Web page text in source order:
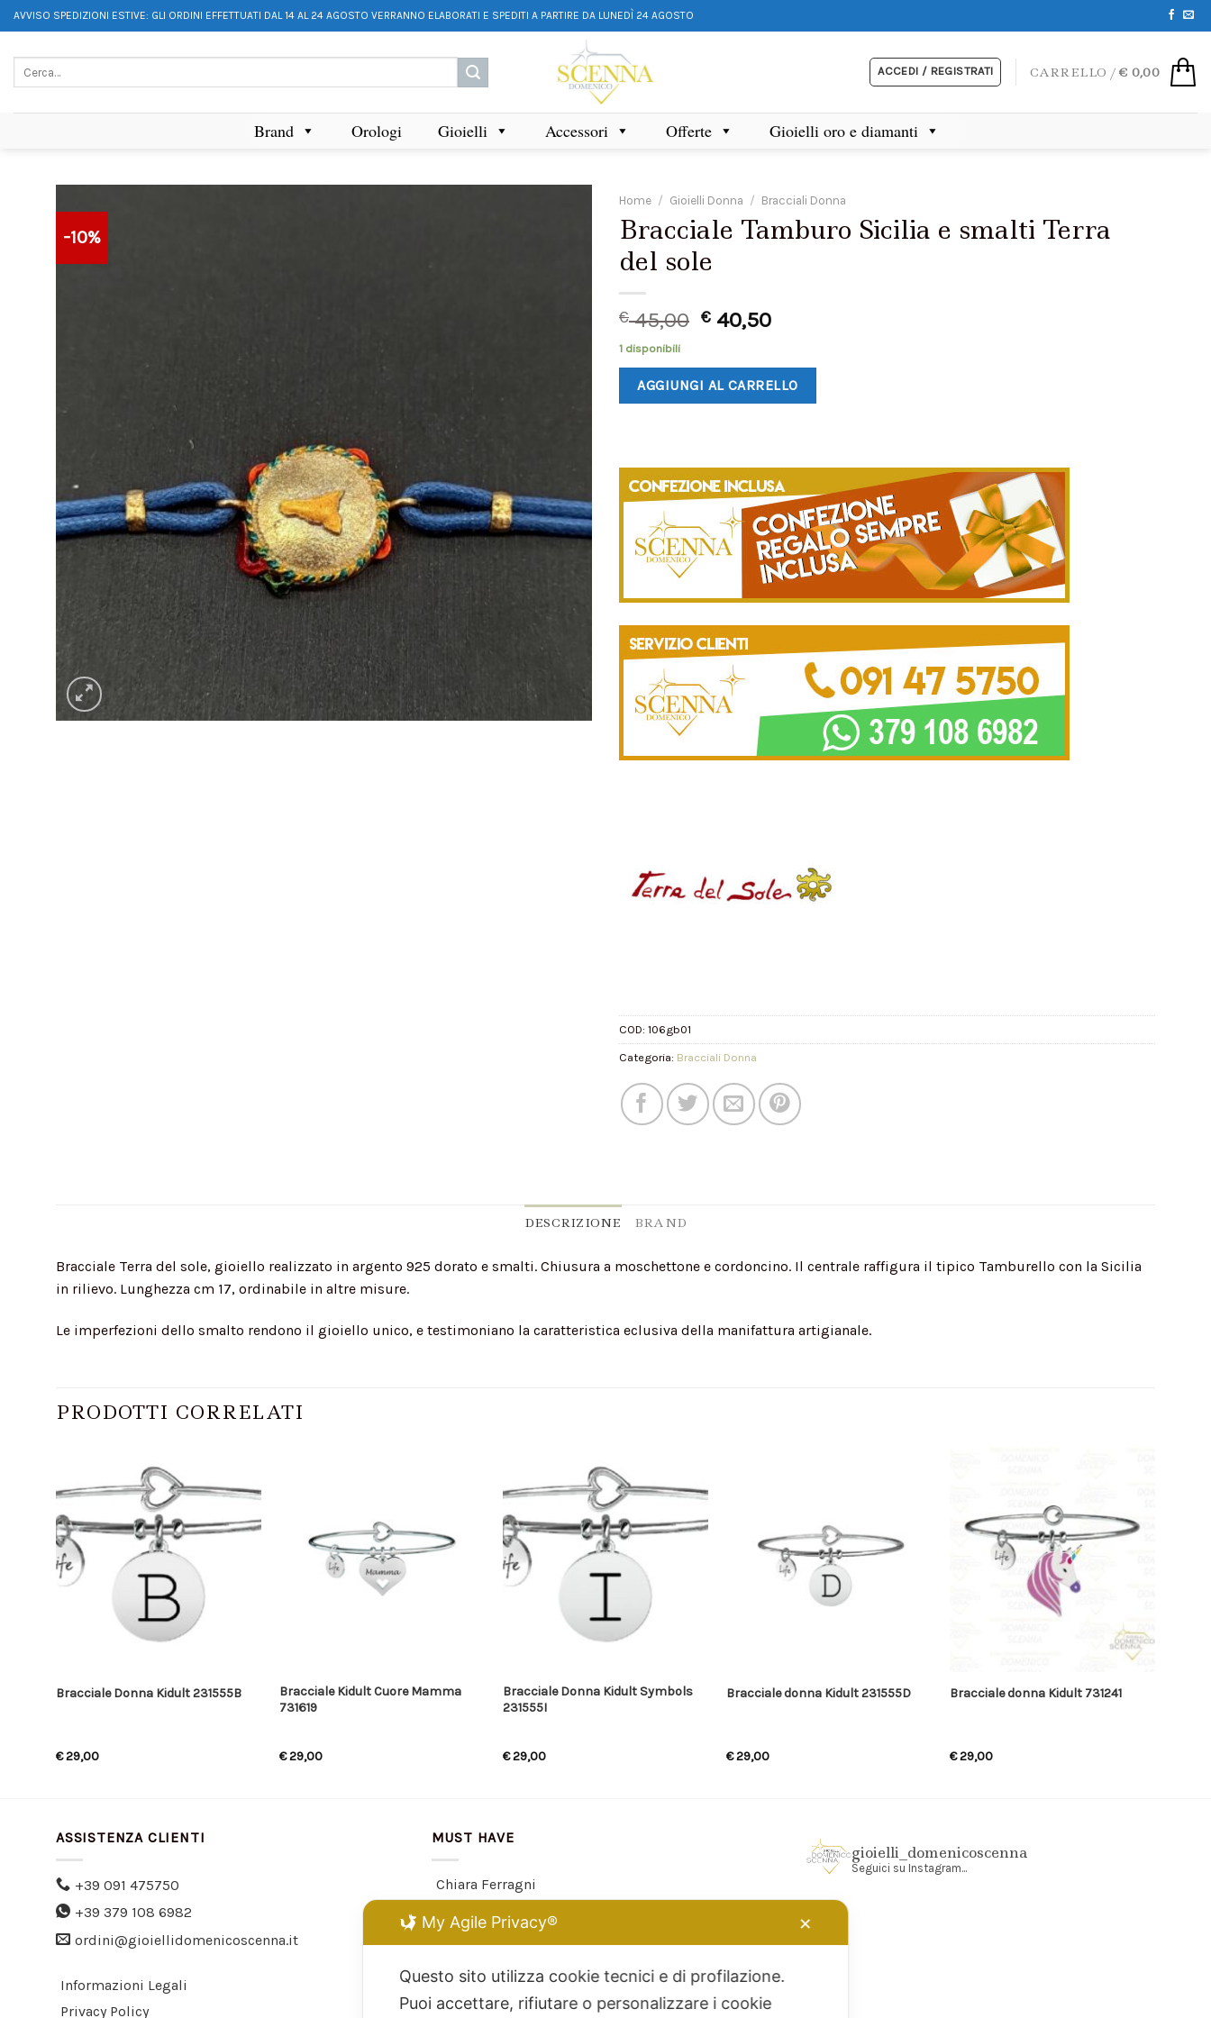
AVVISO SPEDIZIONI ESTIVE: GLI ORDINI EFFETTUATI DAL 14 AL 24 AGOSTO VERRANNO ELABORATI E SPEDITI A PARTIRE DA LUNEDÌ 24 AGOSTO
ACCEDI / REGISTRATI CARRELLO /€ 0,00
Brand Orologi Gioielli Accessori Offerte Gioielli oro e diamanti
-10%
Home / Gioielli Donna / Bracciali Donna
Bracciale Tamburo Sicilia e smalti Terra
del sole
€45,00 € 40,50
1 disponibili
AGGIUNGI AL CARRELLO
COD: 106gb01
Categoria: Bracciali Donna
DESCRIZIONE BRAND
Bracciale Terra del sole, gioiello realizzato in argento 925 dorato e smalti. Chiusura a moschettone e cordoncino. Il centrale raffigura il tipico Tamburello con la Sicilia
in rilievo. Lunghezza cm 17, ordinabile in altre misure.
Le imperfezioni dello smalto rendono il gioiello unico, e testimoniano la caratteristica eclusiva della manifattura artigianale.
PRODOTTI CORRELATI
Bracciale Donna Kidult 231555B
€29,00
Bracciale Kidult Cuore Mamma
731619
€29,00
Bracciale Donna Kidult Symbols
231555I
€29,00
Bracciale donna Kidult 231555D
€29,00
Bracciale donna Kidult 731241
€29,00
ASSISTENZA CLIENTI
+39 091 475750
+39 379 108 6982
ordini@gioiellidomenicoscenna.it
Informazioni Legali
Privacy Policy
MUST HAVE
Chiara Ferragni
Dodo Mariani
gioielli_domenicoscenna
Seguici su Instagram...
My Agile Privacy® ✕
Questo sito utilizza cookie tecnici e di profilazione.
Puoi accettare, rifiutare o personalizzare i cookie